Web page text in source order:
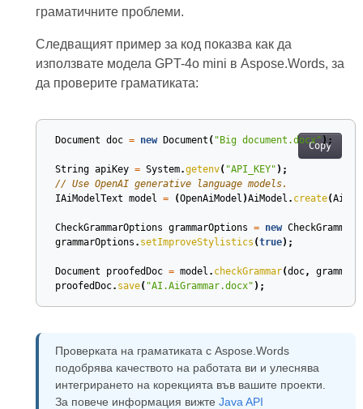
граматичните проблеми.
Следващият пример за код показва как да
използвате модела GPT-4o mini в Aspose.Words, за
да проверите граматиката:
Copy
Document doc = new Document ( "Big document.docx" );
String apiKey = System.getenv( "API_KEY" );
// Use OpenAI generative language models.
IAiModelText model = (OpenAiModel )AiModel . create(
CheckGrammarOptions grammarOptions = new
grammarOptions . setImproveStylistics (true);
Document proofedDoc = model . checkGrammar(doc,
proofedDoc. save( "AI.AiGrammar.docx" );
Проверката на граматиката с Aspose.Words
подобрява качеството на работата ви и улеснява
интегрирането на корекцията във вашите проекти.
За повече информация вижте Java API